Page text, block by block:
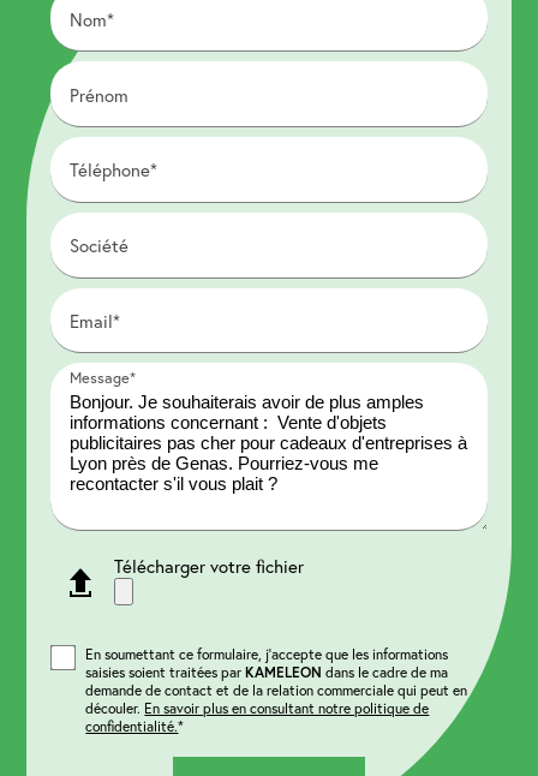
Nom*
Prénom
Téléphone*
Société
Email*
Message*
Télécharger votre fichier
En soumettant ce formulaire, j'accepte que les informations
saisies soient traitées parKAMELEON dans le cadre de ma
demande de contact et de la relation commerciale qui peut en
découler. En savoir plus en consultant notre politique de
confidentialité.*